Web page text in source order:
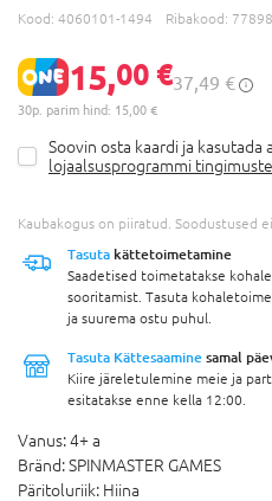
Kood: 4060101-1494 Ribakood:
15,00 €37,49 €
30p. parim hind: 15,00 €
Soovin osta kaardi ja
lojaalsusprogrammi
Kaubakogus on piiratud. Soodustused
Tasuta kättetoimetamine
Saadetised toimetatakse
sooritamist. Tasuta
ja suurema ostu puhul.
Tasuta Kättesaamine samal
Kiire järeletulemine meie ja
esitatakse enne kella 12:00.
Vanus:4+ a
Bränd:SPINMASTER GAMES
Päritoluriik: Hiina